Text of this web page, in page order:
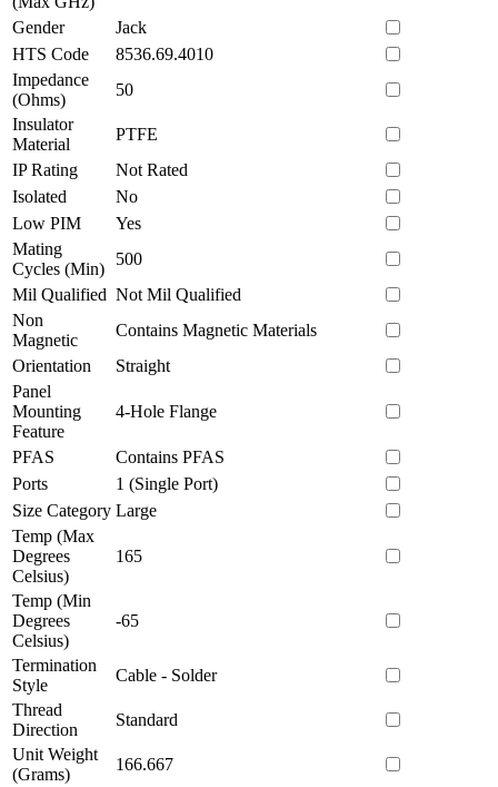
Gender
Jack
HTS Code
8536.69.4010
Impedance
(Ohms)
50
Insulator
Material
PTFE
IP Rating
Not Rated
Isolated
No
Low PIM
Yes
Mating
Cycles (Min)
500
Mil Qualified Not Mil Qualified
Non
Magnetic
Contains Magnetic Materials
Orientation
Straight
Panel
Mounting
Feature
4-Hole Flange
PFAS
Contains PFAS
Ports
1 (Single Port)
Size Category Large
Temp (Max
Degrees
Celsius)
165
Temp (Min
Degrees
Celsius)
-65
Termination
Style
Cable - Solder
Thread
Direction
Standard
Unit Weight
(Grams)
166.667